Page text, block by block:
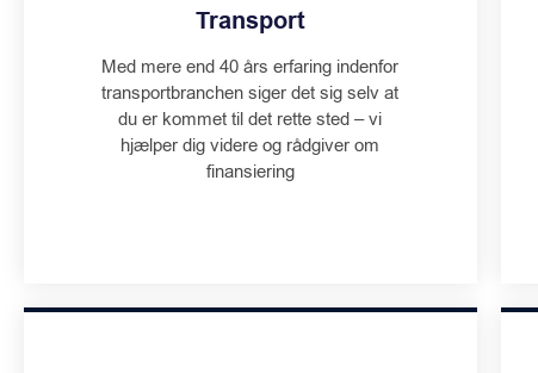
Transport
Med mere end 40 års erfaring indenfor
transportbranchen siger det sig selv at
du er kommet til det rette sted – vi
hjælper dig videre og rådgiver om
finansiering